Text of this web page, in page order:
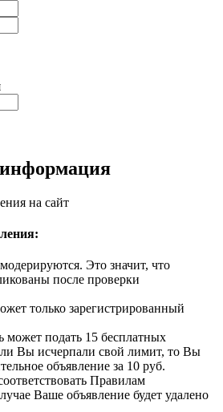
на сайт
Это значит, что
после проверки
только зарегистрированный
может подать 15 бесплатных
Вы исчерпали свой лимит, то Вы
объявление за 10 руб.
Правилам
Ваше объявление будет удалено